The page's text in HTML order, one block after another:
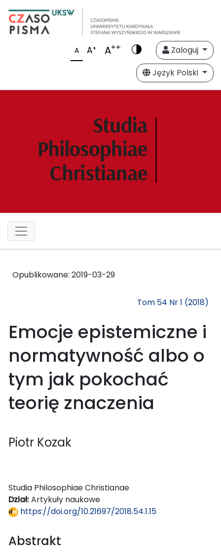
A A+ A++
Zaloguj
Język Polski
Opublikowane: 2019-03-29
Tom 54 Nr 1 (2018)
Emocje epistemiczne i
normatywność albo o
tym jak pokochać
teorię znaczenia
Piotr Kozak
Studia Philosophiae Christianae
Dział:Artykuły naukowe
https://doi.org/10.21697/2018.54.1.15
Abstrakt